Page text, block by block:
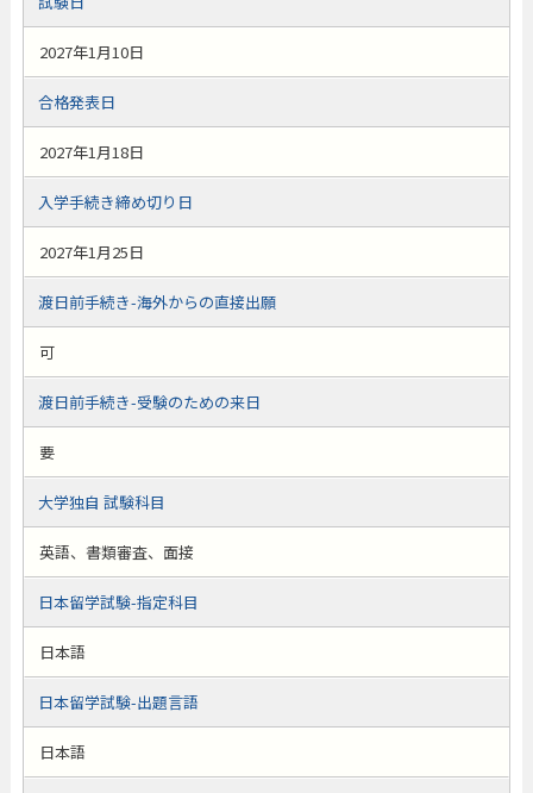
2027年1月10日
合格発表日
2027年1月18日
入学手続き締め切り日
2027年1月25日
渡日前手続き-海外からの直接出願
可
渡日前手続き-受験のための来日
要
大学独自 試験科目
英語、書類審査、面接
日本留学試験-指定科目
日本語
日本留学試験-出題言語
日本語